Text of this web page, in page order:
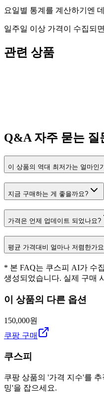
요일별 통계를 계산하기엔
일주일 이상 가격이 수집되
관련 상품
Q&A자주 묻는 질
이 상품의 역대 최저가는 얼마인
지금 구매하는 게 좋을까요?
가격은 언제 업데이트 되었나요?
평균 가격대비 얼마나 저렴한가
* 본 FAQ는 쿠스피 AI가 수
생성되었습니다. 실제 구매
이 상품의 다른 옵션
150,000원
쿠팡 구매
쿠스피
쿠팡 상품의 '가격 지수'를
밍'을 잡으세요.